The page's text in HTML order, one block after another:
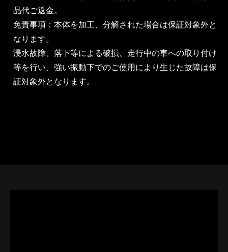
品代ご返金。
免責事項：本体を加工、分解された場合は保証対象外と
なります。
浸水故障、落下等による破損、走行中の車への取り付け
等を行い、強い振動下でのご使用により生じた故障は保
証対象外となります。